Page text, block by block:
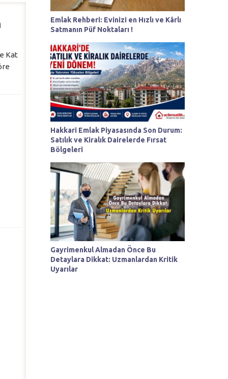
Kat
Emlak Rehberi: Evinizi en Hızlı ve Kârlı
Satmanın Püf Noktaları !
Hakkari Emlak Piyasasında Son Durum:
Satılık ve Kiralık Dairelerde Fırsat
Bölgeleri
Gayrimenkul Almadan Önce Bu
Detaylara Dikkat: Uzmanlardan Kritik
Uyarılar